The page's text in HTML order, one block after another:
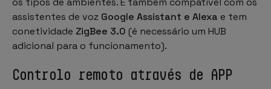
assistentes de voz Google Assistant e Alexa e tem
conetividade ZigBee 3.0 (é necessário um HUB
adicional para o funcionamento).
Controlo remoto através de APP